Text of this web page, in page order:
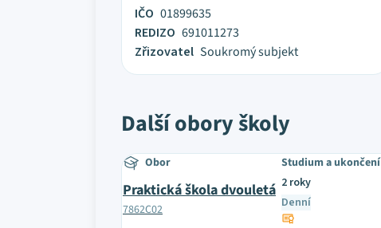
IČO 01899635
REDIZO 691011273
Zřizovatel Soukromý subjekt
Další obory školy
Obor Studium a ukončení
Praktická škola dvouletá
7862C02
2 roky
Denní